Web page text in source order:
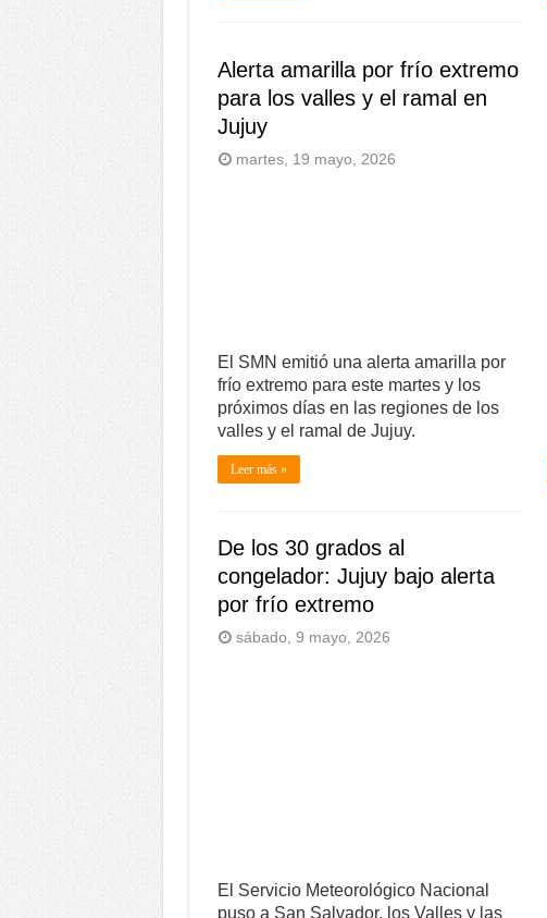
Alerta amarilla por frío extremo
para los valles y el ramal en
Jujuy
martes, 19 mayo, 2026
El SMN emitió una alerta amarilla por
frío extremo para este martes y los
próximos días en las regiones de los
valles y el ramal de Jujuy.
Leer más »
De los 30 grados al
congelador: Jujuy bajo alerta
por frío extremo
sábado, 9 mayo, 2026
El Servicio Meteorológico Nacional
puso a San Salvador, los Valles y las